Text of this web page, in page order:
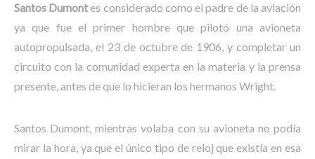
Santos Dumontes considerado como el padre de la aviación
ya que fue el primer hombre que pilotó una avioneta
autopropulsada, el 23 de octubre de 1906, y completar un
circuito con la comunidad experta en la materia y la prensa
presente, antes de que lo hicieran los hermanos Wright.
Santos Dumont, mientras volaba con su avioneta no podía
mirar la hora, ya que el único tipo de reloj que existía en esa